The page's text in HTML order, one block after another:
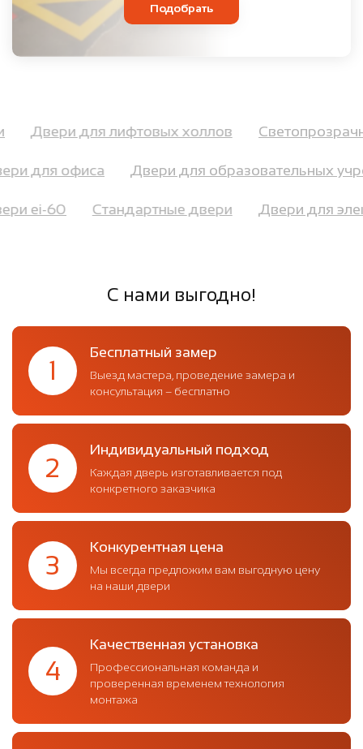
Подобрать
Двери для лифтовых холлов
для офиса Двери для образовательных
ei-60 Стандартные двери Двери для
С нами выгодно!
1
Бесплатный замер
Выезд мастера, проведение замера и
консультация – бесплатно
2
Индивидуальный подход
Каждая дверь изготавливается под
конкретного заказчика
3
Конкурентная цена
Мы всегда предложим вам выгодную цену
на наши двери
4
Качественная установка
Профессиональная команда и
проверенная временем технология
монтажа